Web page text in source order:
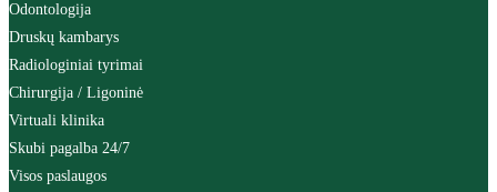
Odontologija
Druskų kambarys
Radiologiniai tyrimai
Chirurgija / Ligoninė
Virtuali klinika
Skubi pagalba 24/7
Visos paslaugos